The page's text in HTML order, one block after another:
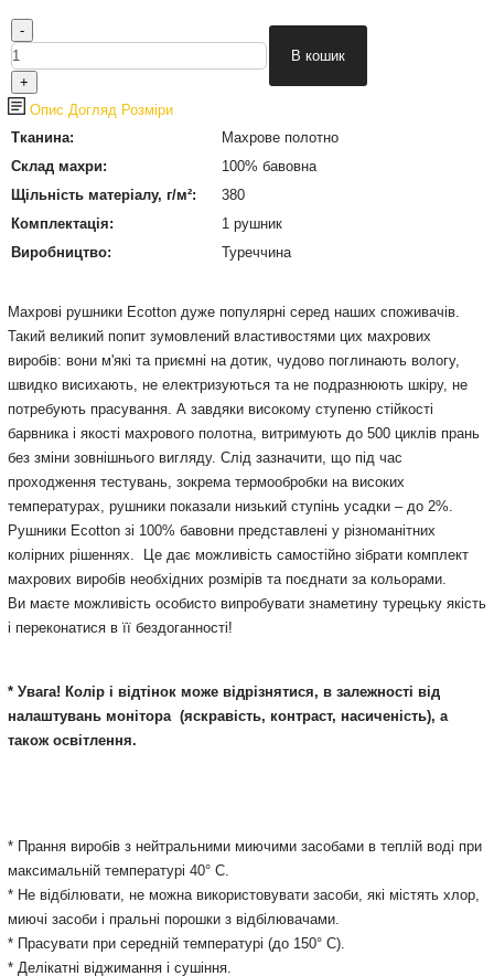
Опис Догляд Розміри
Тканина:
Махрове полотно
Склад махри:
100% бавовна
Щільність матеріалу, г/м²:
380
Комплектація:
1 рушник
Виробництво:
Туреччина
Махрові рушники Ecotton дуже популярні серед наших споживачів.
Такий великий попит зумовлений властивостями цих махрових
виробів: вони м'які та приємні на дотик, чудово поглинають вологу,
швидко висихають, не електризуються та не подразнюють шкіру, не
потребують прасування. А завдяки високому ступеню стійкості
барвника і якості махрового полотна, витримують до 500 циклів прань
без зміни зовнішнього вигляду. Слід зазначити, що під час
проходження тестувань, зокрема термообробки на високих
температурах, рушники показали низький ступінь усадки – до 2%.
Рушники Ecotton зі 100% бавовни представлені у різноманітних
колірних рішеннях. Це дає можливість самостійно зібрати комплект
махрових виробів необхідних розмірів та поєднати за кольорами.
Ви маєте можливість особисто випробувати знаметину турецьку якість
і переконатися в її бездоганності!
* Увага! Колір і відтінок може відрізнятися, в залежності від
налаштувань монітора(яскравість, контраст, насиченість), а
також освітлення.
* Прання виробів з нейтральними миючими засобами в теплій воді при
максимальній температурі 40° С.
* Не відбілювати, не можна використовувати засоби, які містять хлор,
миючі засоби і пральні порошки з відбілювачами.
* Прасувати при середній температурі (до 150° С).
* Делікатні віджимання і сушіння.